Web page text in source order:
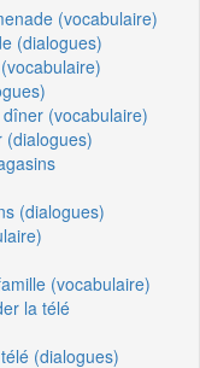
(vocabulaire)
(dialogues)
(vocabulaire)
(dialogues)
(dialogues)
(vocabulaire)
la télé
(dialogues)